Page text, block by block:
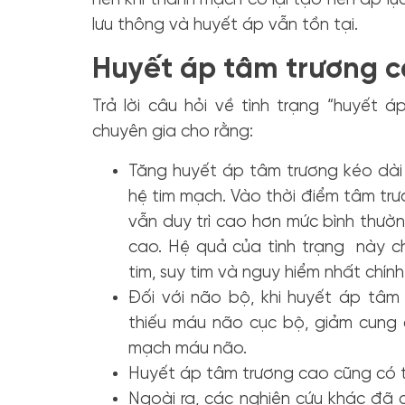
lưu thông và huyết áp vẫn tồn tại.
Huyết áp tâm trương
Trả lời câu hỏi về tình trạng “huyết
chuyên gia cho rằng:
Tăng huyết áp tâm trương kéo
hệ tim mạch. Vào thời điểm tâm
vẫn duy trì cao hơn mức bình
cao. Hệ quả của tình trạng này
tim, suy tim và nguy hiểm nhất
Đối với não bộ, khi huyết áp
thiếu máu não cục bộ, giảm
mạch máu não.
Huyết áp tâm trương cao cũng có
Ngoài ra, các nghiên cứu khác đã